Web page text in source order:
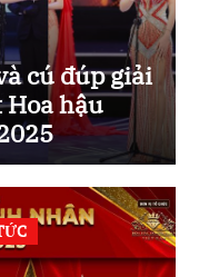
cú đúp giải
hậu